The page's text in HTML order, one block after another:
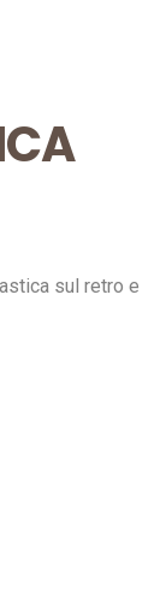
sul retro e